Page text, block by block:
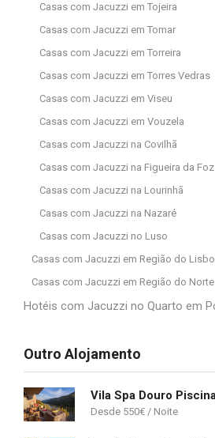
Casas com Jacuzzi em Tojeira
Casas com Jacuzzi em Tomar
Casas com Jacuzzi em Torreira
Casas com Jacuzzi em Torres Vedras
Casas com Jacuzzi em Viseu
Casas com Jacuzzi em Vouzela
Casas com Jacuzzi na Covilhã
Casas com Jacuzzi na Figueira da Foz
Casas com Jacuzzi na Lourinhã
Casas com Jacuzzi na Nazaré
Casas com Jacuzzi no Luso
Casas com Jacuzzi em Região do
Casas com Jacuzzi em Região do Norte
Hotéis com Jacuzzi no Quarto em
Outro Alojamento
550€